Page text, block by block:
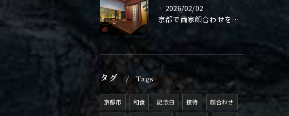
2026/02/02
京都で両家顔合わせをご検討の方へ。
タグ Tags
京都市 和食 記念日 接待 顔合わせ